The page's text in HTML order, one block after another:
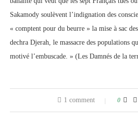
Sakamody soulèvent l’indignation des
« comptent pour du beurre » la mise à sac
dechra Djerah, le massacre des populations
motivé l’embuscade. » (Les Damnés de la
1 comment 0